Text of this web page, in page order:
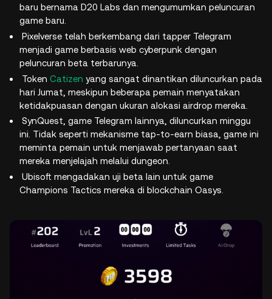
baru bernama D20 Labs dan mengumumkan peluncuran
game baru.
Pixelverse telah berkembang dari tapper Telegram
menjadi game berbasis web cyberpunk dengan
peluncuran beta terbarunya.
Token Catizen yang sangat dinantikan diluncurkan pada
hari Jumat, meskipun beberapa pemain menyatakan
ketidakpuasan dengan ukuran alokasi airdrop mereka.
SynQuest, game Telegram lainnya, diluncurkan minggu
ini. Tidak seperti mekanisme tap-to-earn biasa, game ini
meminta pemain untuk menjawab pertanyaan saat
mereka menjelajah melalui dungeon.
Ubisoft mengadakan uji beta lain untuk game
Champions Tactics mereka di blockchain Oasys.